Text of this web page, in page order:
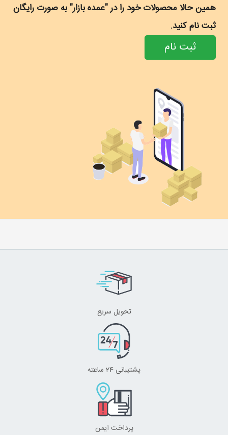
همین حالا محصولات خود را در "عمده بازار" به صورت رایگان
ثبت نام کنید.
ثبت نام
تحویل سریع
پشتیبانی 24 ساعته
پرداخت ایمن